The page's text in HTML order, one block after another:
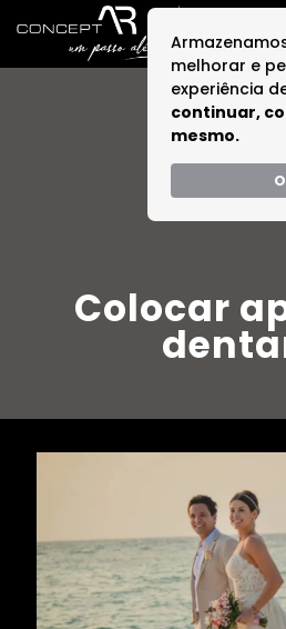
melhorar e
experiência
continuar,
mesmo.
Colocar